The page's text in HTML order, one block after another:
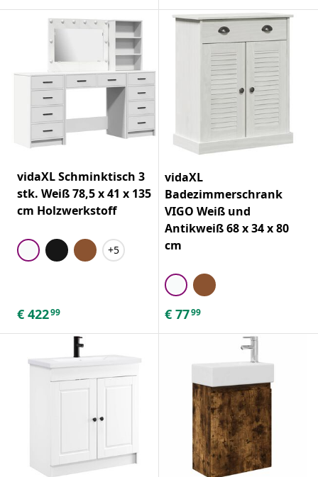
vidaXL Schminktisch 3
stk. Weiß 78,5 x 41 x 135
cm Holzwerkstoff
+5
€ 42299
vidaXL
Badezimmerschrank
VIGO Weiß und
Antikweiß 68 x 34 x 80
cm
€ 7799